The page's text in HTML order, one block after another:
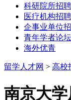
科研院所招聘
医疗机构招聘
企事业单位
青年学者论坛
海外优青
留学人才网 > 高校
南京大